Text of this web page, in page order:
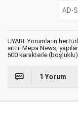
UYARI: Yorumların her
aittir. Mepa News,
600 karakterle (boşluklu)
1 Yorum